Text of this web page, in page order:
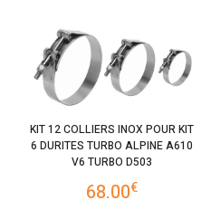
KIT 12 COLLIERS INOX POUR KIT
6 DURITES TURBO ALPINE A610
V6 TURBO D503
68.00€